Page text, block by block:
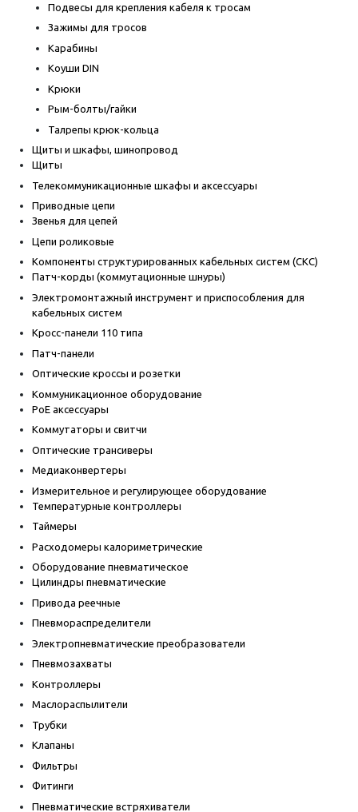
Подвесы для крепления кабеля к тросам
Зажимы для тросов
Карабины
Коуши DIN
Крюки
Рым-болты/гайки
Талрепы крюк-кольца
Щиты и шкафы, шинопровод
Щиты
Телекоммуникационные шкафы и аксессуары
Приводные цепи
Звенья для цепей
Цепи роликовые
Компоненты структурированных кабельных систем (СКС)
Патч-корды (коммутационные шнуры)
Электромонтажный инструмент и приспособления для
кабельных систем
Кросс-панели 110 типа
Патч-панели
Оптические кроссы и розетки
Коммуникационное оборудование
PoE аксессуары
Коммутаторы и свитчи
Оптические трансиверы
Медиаконвертеры
Измерительное и регулирующее оборудование
Температурные контроллеры
Таймеры
Расходомеры калориметрические
Оборудование пневматическое
Цилиндры пневматические
Привода реечные
Пневмораспределители
Электропневматические преобразователи
Пневмозахваты
Контроллеры
Маслораспылители
Трубки
Клапаны
Фильтры
Фитинги
Пневматические встряхиватели